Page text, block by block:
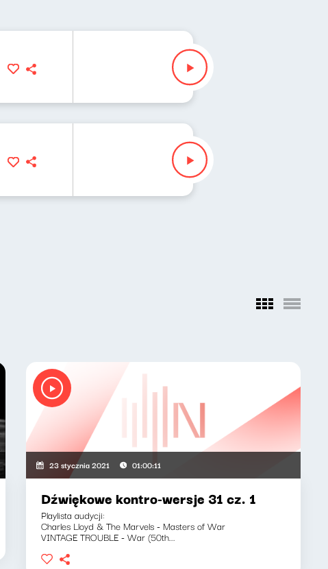
23 stycznia 2021 01:00:11
Dźwiękowe kontro-wersje 31 cz. 1
Playlista audycji:
Charles Lloyd & The Marvels - Masters of War
VINTAGE TROUBLE - War (50th...